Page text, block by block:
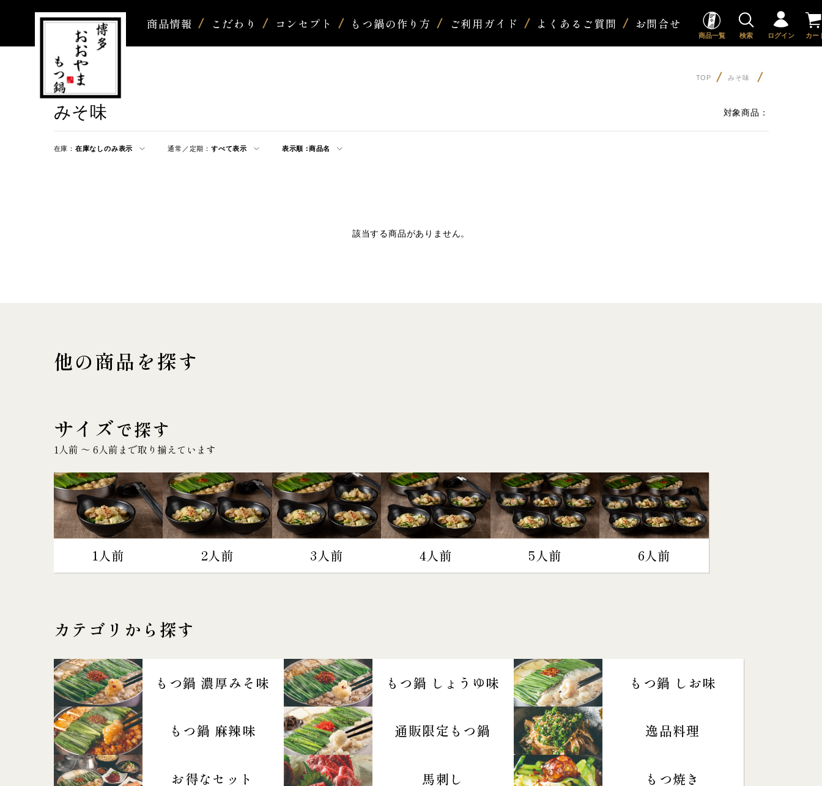
商品情報 こだわり コンセプト もつ鍋の作り方 ご利用ガイド よくあるご質問 お問合せ
商品一覧 検索 ログイン カー
TOP みそ味
みそ味 対象商品：
在庫： 在庫なしのみ表示 通常／定期： すべて表示 表示順 :商品名
該当する商品がありません。
他の商品を探す
サイズで探す
1人前 〜 6人前まで取り揃えています
1人前 2人前 3人前 4人前 5人前 6人前
カテゴリから探す
もつ鍋 濃厚みそ味 もつ鍋 しょうゆ味 もつ鍋 しお味
もつ鍋 麻辣味 通販限定もつ鍋 逸品料理
お得なセット 馬刺し もつ焼き